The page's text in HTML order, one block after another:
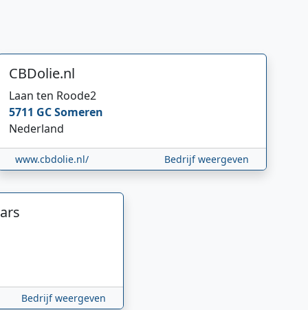
CBDolie.nl
Laan ten Roode2
5711 GCSomeren
Nederland
www.cbdolie.nl/ Bedrijf weergeven
Bedrijf weergeven